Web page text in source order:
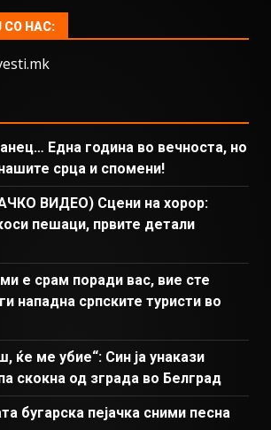
СО НАС:
Eдна година во вечноста, но
срца и спомени!
ВИДЕО) Сцени на хорор:
пешаци, првите детали
е срам поради вас, вие сте
нападна српските туристи во
ме убие“: Син ја унакази
скокна од зграда во Белград
бугарска пејачка сними песна